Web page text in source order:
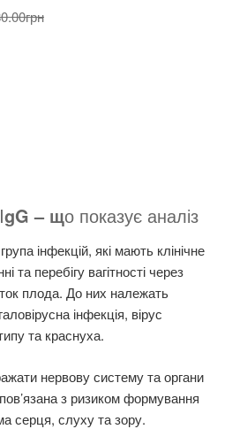
грн
gG – що показує аналіз
інфекцій, які мають клінічне
та перебігу вагітності через
плода. До них належать
інфекція, вірус
та краснуха.
нервову систему та органи
з ризиком формування
серця, слуху та зору.